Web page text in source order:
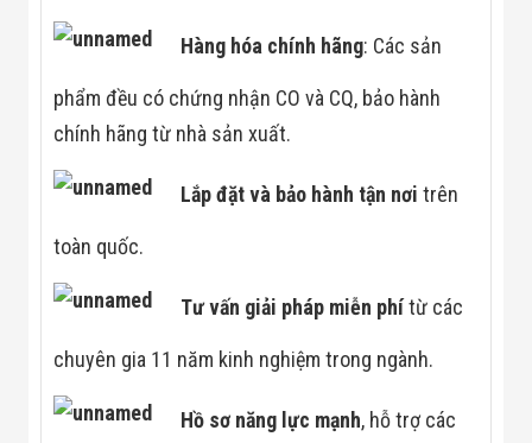
Hàng hóa chính hãng: Các sản
phẩm đều có chứng nhận CO và CQ, bảo hành
chính hãng từ nhà sản xuất.
Lắp đặt và bảo hành tận nơi trên
toàn quốc.
Tư vấn giải pháp miễn phítừ các
chuyên gia 11 năm kinh nghiệm trong ngành.
Hồ sơ năng lực mạnh, hỗ trợ các